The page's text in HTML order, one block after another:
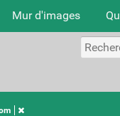
Mur d'images